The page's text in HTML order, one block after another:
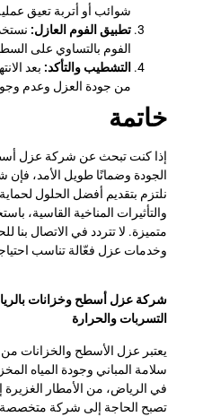
شوائب أو أتربة تعيق
تطبيق الفوم العازل:
الفوم بالتساوي على
التشطيب والتأكد: بعد
من جودة العزل وعدم
خاتمة
إذا كنت تبحث عن شركة عزل
الجودة وضمانًا طويل الأمد، فإن
نلتزم بتقديم أفضل الحلول
والتأثيرات المناخية القاسية،
متميزة. لا تتردد في الاتصال
وخدمات عزل فعّالة تناسب
شركة عزل أسطح وخزانات
التسربات والحرارة
يعتبر عزل الأسطح والخزانات
سلامة المباني وجودة المياه
في الرياض، من الأمطار الغزيرة
تصبح الحاجة إلى شركة